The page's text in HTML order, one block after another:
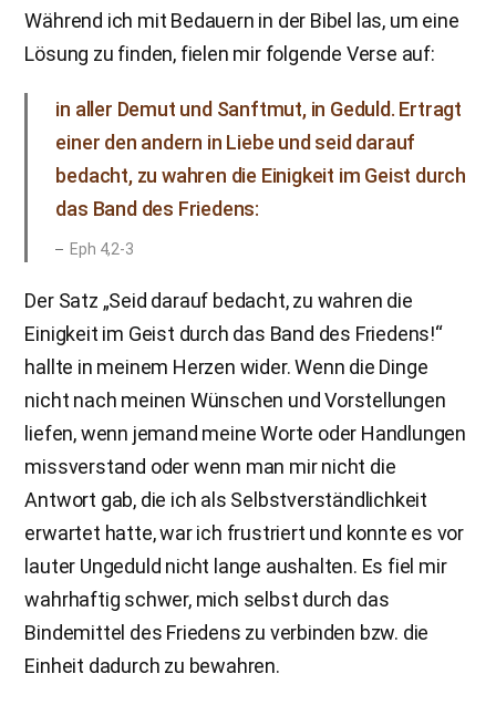
Während ich mit Bedauern in der Bibel las, um eine
Lösung zu finden, fielen mir folgende Verse auf:
in aller Demut und Sanftmut, in Geduld. Ertragt
einer den andern in Liebe und seid darauf
bedacht, zu wahren die Einigkeit im Geist durch
das Band des Friedens:
Eph 4,2-3
Der Satz „Seid darauf bedacht, zu wahren die
Einigkeit im Geist durch das Band des Friedens!“
hallte in meinem Herzen wider. Wenn die Dinge
nicht nach meinen Wünschen und Vorstellungen
liefen, wenn jemand meine Worte oder Handlungen
missverstand oder wenn man mir nicht die
Antwort gab, die ich als Selbstverständlichkeit
erwartet hatte, war ich frustriert und konnte es vor
lauter Ungeduld nicht lange aushalten. Es fiel mir
wahrhaftig schwer, mich selbst durch das
Bindemittel des Friedens zu verbinden bzw. die
Einheit dadurch zu bewahren.